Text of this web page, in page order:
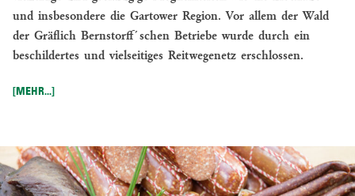
und insbesondere die Gartower Region. Vor allem der Wald
der Gräflich Bernstorff´schen Betriebe wurde durch ein
beschildertes und vielseitiges Reitwegenetz erschlossen.
[MEHR...]